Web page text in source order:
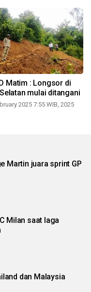
Matim : Longsor di
mulai ditangani
2025 7:55 WIB, 2025
Martin juara sprint GP
Milan saat laga
dan Malaysia